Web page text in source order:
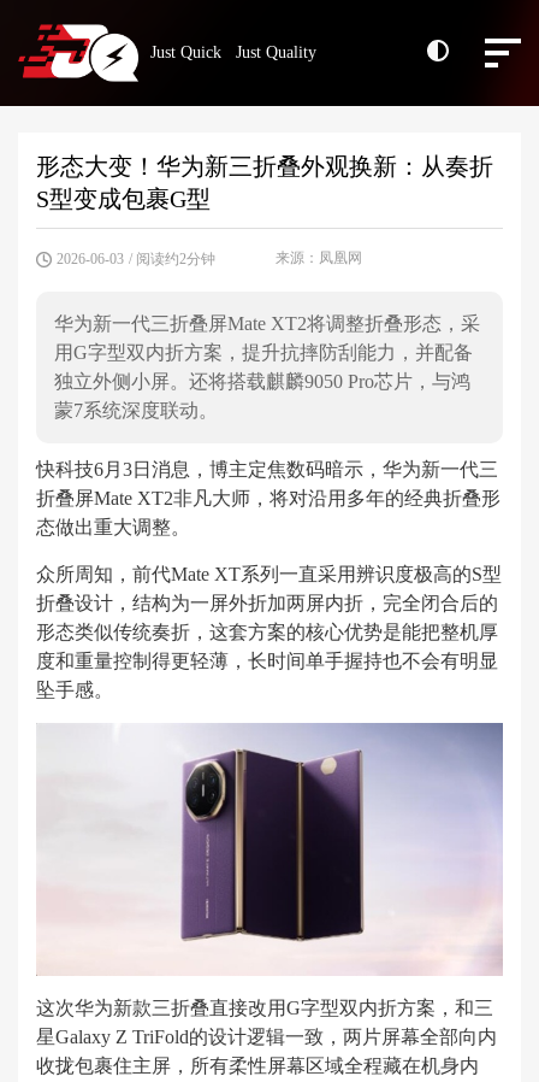
Just Quick Just Quality
形态大变！华为新三折叠外观换新：从奏折
S型变成包裹G型
2026-06-03 / 阅读约2分钟 来源：凤凰网
华为新一代三折叠屏Mate XT2将调整折叠形态，采
用G字型双内折方案，提升抗摔防刮能力，并配备
独立外侧小屏。还将搭载麒麟9050 Pro芯片，与鸿
蒙7系统深度联动。
快科技6月3日消息，博主定焦数码暗示，华为新一代三
折叠屏Mate XT2非凡大师，将对沿用多年的经典折叠形
态做出重大调整。
众所周知，前代Mate XT系列一直采用辨识度极高的S型
折叠设计，结构为一屏外折加两屏内折，完全闭合后的
形态类似传统奏折，这套方案的核心优势是能把整机厚
度和重量控制得更轻薄，长时间单手握持也不会有明显
坠手感。
这次华为新款三折叠直接改用G字型双内折方案，和三
星Galaxy Z TriFold的设计逻辑一致，两片屏幕全部向内
收拢包裹住主屏，所有柔性屏幕区域全程藏在机身内